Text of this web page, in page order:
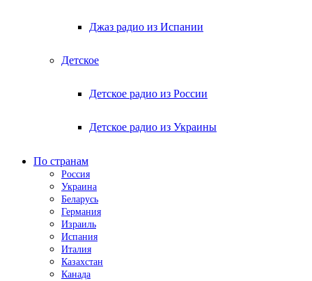
Джаз радио из Испании
Детское
Детское радио из России
Детское радио из Украины
По странам
Россия
Украина
Беларусь
Германия
Израиль
Испания
Италия
Казахстан
Канада